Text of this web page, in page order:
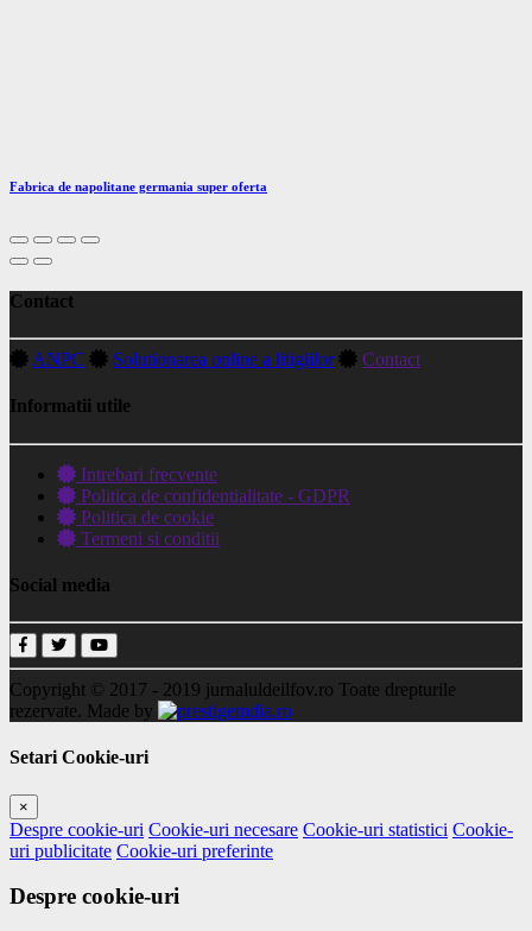
Fabrica de napolitane germania super oferta
Contact
ANPC Solutionarea online a litigiilor Contact
Informatii utile
Intrebari frecvente
Politica de confidentialitate - GDPR
Politica de cookie
Termeni si conditii
Social media
Copyright © 2017 - 2019 jurnaluldeilfov.ro Toate drepturile
rezervate. Made by
Setari Cookie-uri
×
Despre cookie-uri Cookie-uri necesare Cookie-uri statistici Cookie-
uri publicitate Cookie-uri preferinte
Despre cookie-uri